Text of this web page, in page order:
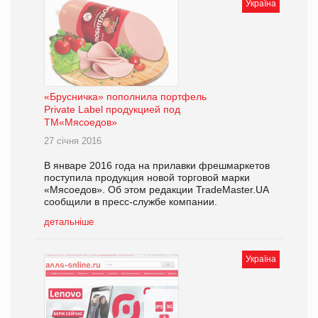
Україна
«Брусничка» пополнила портфель
Private Label продукцией под
ТМ«Мясоедов»
27 січня 2016
В январе 2016 года на прилавки фрешмаркетов
поступила продукция новой торговой марки
«Мясоедов». Об этом редакции TradeMaster.UA
сообщили в пресс-службе компании.
детальніше
Україна